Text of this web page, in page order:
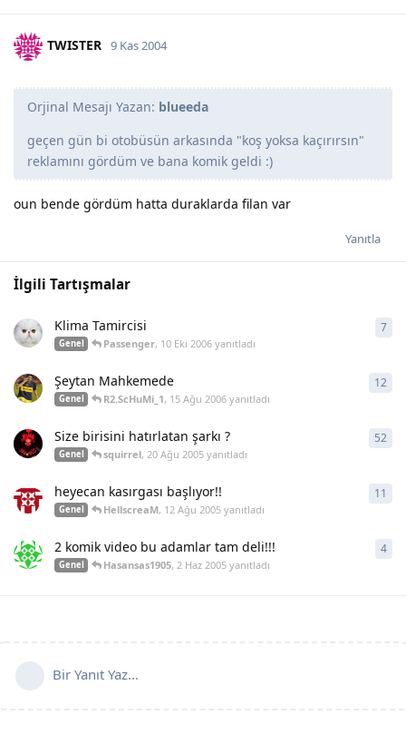
TWISTER 9 Kas 2004
Orjinal Mesajı Yazan: blueeda
geçen gün bi otobüsün arkasında "koş yoksa kaçırırsın"
reklamını gördüm ve bana komik geldi :)
oun bende gördüm hatta duraklarda filan var
Yanıtla
İlgili Tartışmalar
Klima Tamircisi
Genel Passenger, 10 Eki 2006 yanıtladı
7
Şeytan Mahkemede
Genel R2.ScHuMi_1, 15 Ağu 2006 yanıtladı
12
Size birisini hatırlatan şarkı ?
Genel squirrel,20 Ağu 2005 yanıtladı
52
heyecan kasırgası başlıyor!!
Genel HellscreaM, 12 Ağu 2005 yanıtladı
11
2 komik video bu adamlar tam deli!!!
Genel Hasansas1905,2 Haz 2005 yanıtladı
4
Bir Yanıt Yaz...